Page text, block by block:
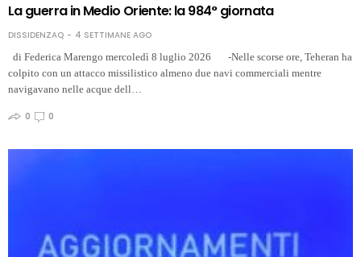
La guerra in Medio Oriente: la 984° giornata
DISSIDENZAQ
4 SETTIMANE AGO
di Federica Marengo mercoledì 8 luglio 2026 -Nelle scorse ore, Teheran ha
colpito con un attacco missilistico almeno due navi commerciali mentre
navigavano nelle acque dell…
0 0